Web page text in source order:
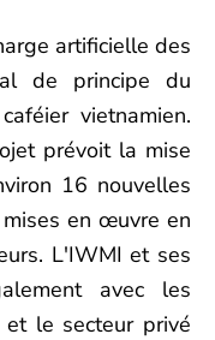
artificielle des
de principe du
vietnamien.
prévoit la mise
16 nouvelles
en œuvre en
L'IWMI et ses
avec les
et le secteur privé